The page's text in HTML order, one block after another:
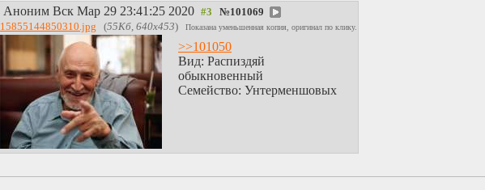
Аноним Вск Мар 29 23:41:25 2020 №101069
15855144850310.jpg (55Кб, 640x453) Показана уменьшенная копия, оригинал по клику.
>>101050
Вид: Распиздяй
обыкновенный
Семейство: Унтерменшовых